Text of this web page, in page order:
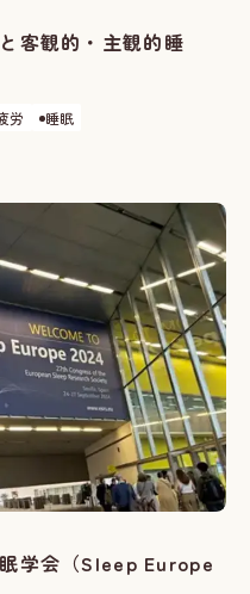
客観的・主観的睡
労 睡眠
学会（Sleep Europe